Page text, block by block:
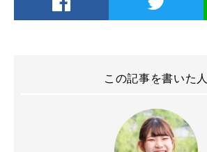
この記事を書いた人